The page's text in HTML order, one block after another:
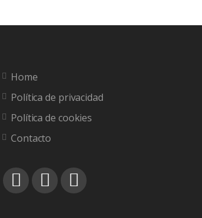
Home
Política de privacidad
Política de cookies
Contacto